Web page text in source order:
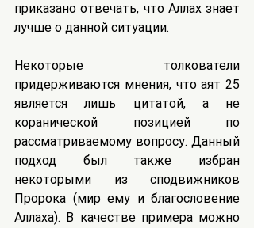
приказано отвечать, что Аллах знает
лучше о данной ситуации.
Некоторые толкователи
придерживаются мнения, что аят 25
является лишь цитатой, а не
коранической позицией по
рассматриваемому вопросу. Данный
подход был также избран
некоторыми из сподвижников
Пророка (мир ему и благословение
Аллаха). В качестве примера можно